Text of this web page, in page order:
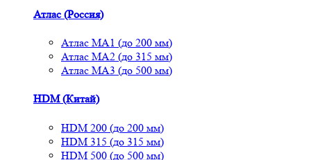
Атлас (Россия)
Атлас МА1 (до 200 мм)
Атлас МА2 (до 315 мм)
Атлас МА3 (до 500 мм)
HDM (Китай)
HDM 200 (до 200 мм)
HDM 315 (до 315 мм)
HDM 500 (до 500 мм)